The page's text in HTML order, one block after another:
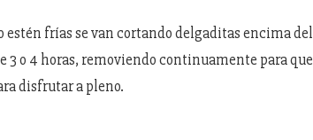
estén frías se van cortando delgaditas encima del
3 o 4 horas, removiendo continuamente para que
disfrutar a pleno.